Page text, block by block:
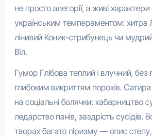
не просто алегорії, а живі характери
українським темпераментом: хитра
лінивий Коник-стрибунець чи
Віл.
Гумор Глібова теплий і влучний, без
глибоким викриттям пороків.
на соціальні болячки: хабарництво
ледарство панів, заздрість сусідів.
творах багато ліризму — опис